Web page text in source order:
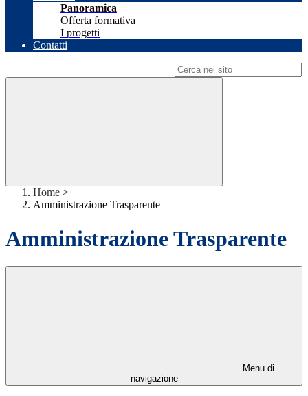
Panoramica
Offerta formativa
I progetti
Contatti
Home >
Amministrazione Trasparente
Amministrazione Trasparente
Menu di
navigazione